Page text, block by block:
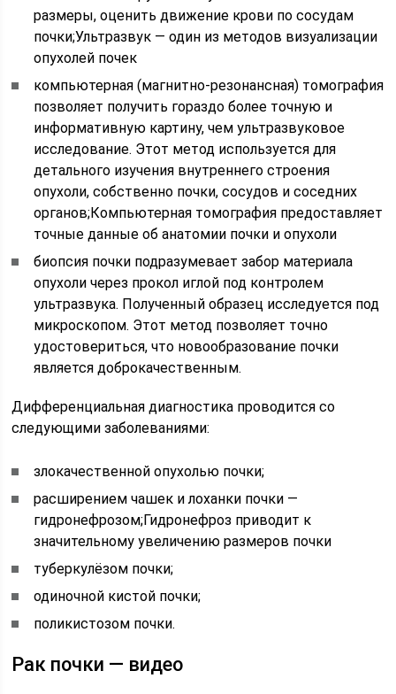
размеры, оценить движение крови по сосудам
почки;Ультразвук — один из методов визуализации
опухолей почек
компьютерная (магнитно-резонансная) томография
позволяет получить гораздо более точную и
информативную картину, чем ультразвуковое
исследование. Этот метод используется для
детального изучения внутреннего строения
опухоли, собственно почки, сосудов и соседних
органов;Компьютерная томография предоставляет
точные данные об анатомии почки и опухоли
биопсия почки подразумевает забор материала
опухоли через прокол иглой под контролем
ультразвука. Полученный образец исследуется под
микроскопом. Этот метод позволяет точно
удостовериться, что новообразование почки
является доброкачественным.
Дифференциальная диагностика проводится со
следующими заболеваниями:
злокачественной опухолью почки;
расширением чашек и лоханки почки —
гидронефрозом;Гидронефроз приводит к
значительному увеличению размеров почки
туберкулёзом почки;
одиночной кистой почки;
поликистозом почки.
Рак почки — видео